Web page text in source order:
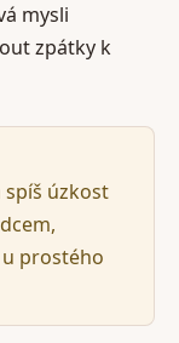
mysli
zpátky k
spíš úzkost
prostého